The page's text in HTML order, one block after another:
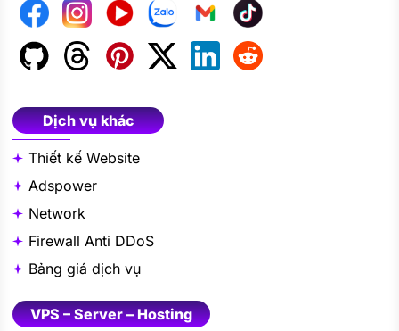
Dịch vụ khác
Thiết kế Website
Adspower
Network
Firewall Anti DDoS
Bảng giá dịch vụ
VPS – Server – Hosting